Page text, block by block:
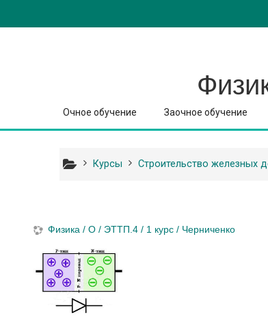
Очное обучение Заочное обучение
Курсы Строительство железных
Физика / О / ЭТТП.4 / 1 курс / Черниченко